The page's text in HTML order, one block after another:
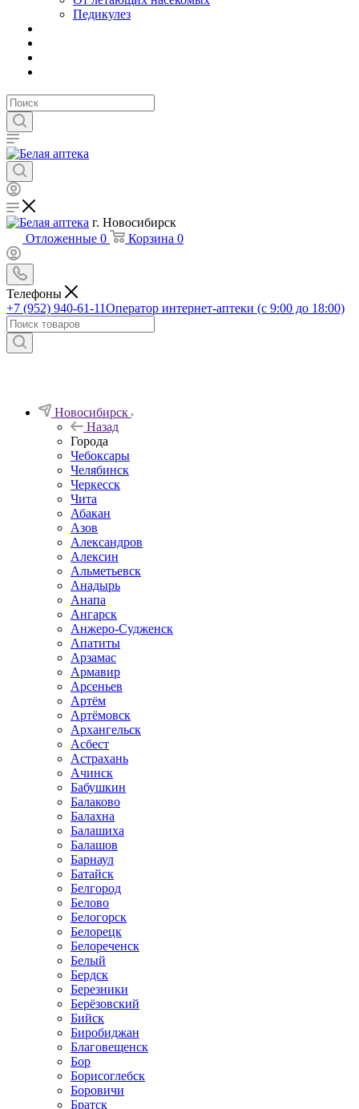
Педикулез
г. Новосибирск
Отложенные 0 Корзина 0
Телефоны
+7 (952) 940-61-11Оператор интернет-аптеки (с 9:00 до 18:00)
Новосибирск
Назад
Города
Чебоксары
Челябинск
Черкесск
Чита
Абакан
Азов
Александров
Алексин
Альметьевск
Анадырь
Анапа
Ангарск
Анжеро-Судженск
Апатиты
Арзамас
Армавир
Арсеньев
Артём
Артёмовск
Архангельск
Асбест
Астрахань
Ачинск
Бабушкин
Балаково
Балахна
Балашиха
Балашов
Барнаул
Батайск
Белгород
Белово
Белогорск
Белорецк
Белореченск
Белый
Бердск
Березники
Берёзовский
Бийск
Биробиджан
Благовещенск
Бор
Борисоглебск
Боровичи
Братск